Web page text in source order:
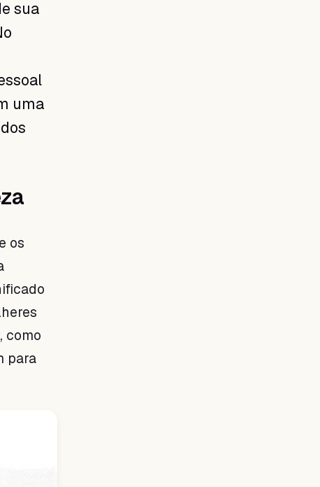
sua
uma
os
como
para